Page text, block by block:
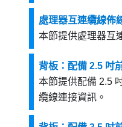
處理器互連纜線佈
本節提供處理器互
背板：配備 2.5 吋
本節提供配備 2.5
纜線連接資訊。